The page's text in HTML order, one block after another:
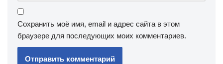
Сохранить моё имя, email и адрес сайта в этом
браузере для последующих моих комментариев.